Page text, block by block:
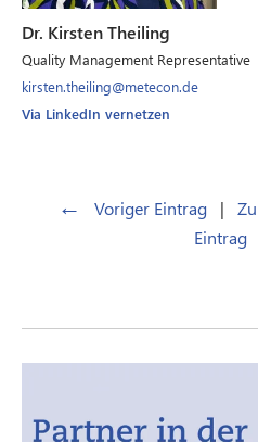
Dr. Kirsten Theiling
Quality Management Representative
kirsten.theiling@metecon.de
Via LinkedIn vernetzen
← Voriger Eintrag |
Eintrag